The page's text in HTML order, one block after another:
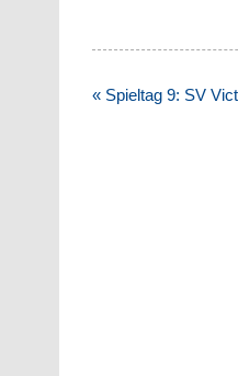
Beitragsnavigation
« Spieltag 9: SV